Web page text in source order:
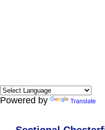
Powered by Translate